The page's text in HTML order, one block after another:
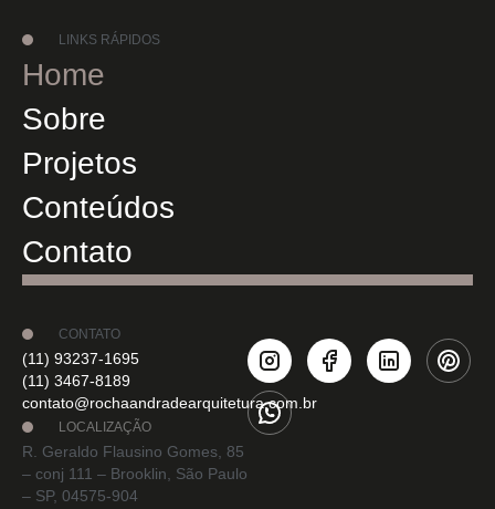
LINKS RÁPIDOS
Home
Sobre
Projetos
Conteúdos
Contato
CONTATO
(11) 93237-1695
(11) 3467-8189
contato@rochaandradearquitetura.com.br
LOCALIZAÇÃO
R. Geraldo Flausino Gomes, 85
– conj 111 – Brooklin, São Paulo
– SP, 04575-904